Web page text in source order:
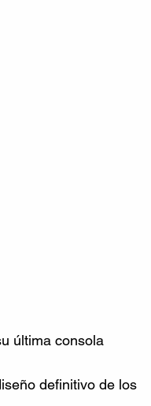
última consola
definitivo de los